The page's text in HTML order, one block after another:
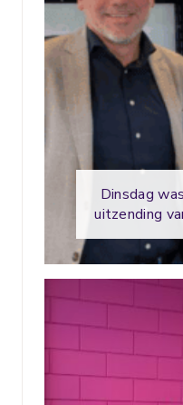
Dinsdag
uitzending